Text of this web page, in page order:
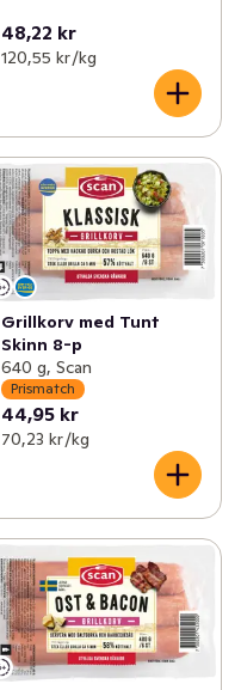
48,22 kr
120,55 kr /kg
Grillkorv med Tunt
Skinn 8-p
640 g, Scan
Prismatch
44,95 kr
70,23 kr /kg